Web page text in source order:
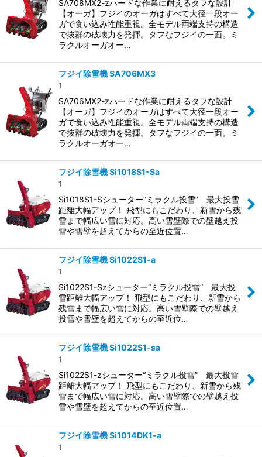
SA708MX2-zハードな作業に耐えるタフな設計
【オーガ】フジイのオーガはすべて大径一段オー
ガで食い込み性能重視。全モデル両端支持の構造
で抜群の破壊力を発揮。タフなフジイの一面。ミ
ラクルオーガオー…
フジイ除雪機 SA706MX3
1
SA706MX2-zハードな作業に耐えるタフな設計
【オーガ】フジイのオーガはすべて大径一段オー
ガで食い込み性能重視。全モデル両端支持の構造
で抜群の破壊力を発揮。タフなフジイの一面。ミ
ラクルオーガオー…
フジイ除雪機 Si1018S1-Sa
1
Si1018S1-Sシューター“ミラクル投雪” 最大投雪
距離大幅アップ！ 飛型にもこだわり、新雪から残
雪まで幅広い雪に対応。高い雪壁際での壁越え投
雪や雪壁を超えてからの至近位置…
フジイ除雪機 Si1022S1-a
1
Si1022S1-Szシューター“ミラクル投雪” 最大投
雪距離大幅アップ！ 飛型にもこだわり、新雪から
残雪まで幅広い雪に対応。高い雪壁際での壁越え
投雪や雪壁を超えてからの至近位…
フジイ除雪機 Si1022S1-sa
1
Si1022S1-zシューター“ミラクル投雪” 最大投雪
距離大幅アップ！ 飛型にもこだわり、新雪から残
雪まで幅広い雪に対応。高い雪壁際での壁越え投
雪や雪壁を超えてからの至近位置…
フジイ除雪機 Si1014DK1-a
1